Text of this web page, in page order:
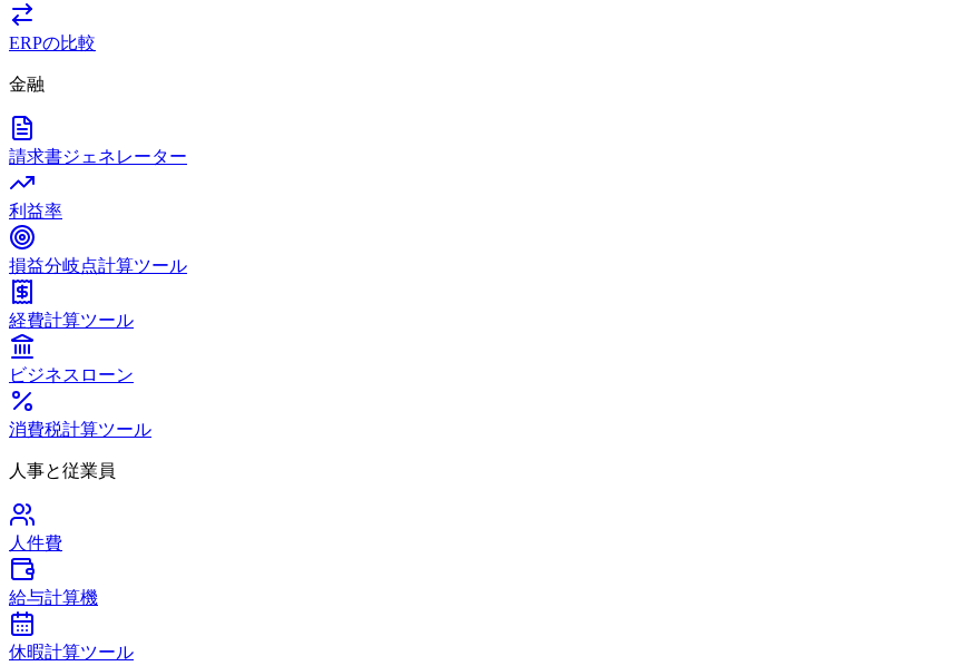
ERPの比較
金融
請求書ジェネレーター
利益率
損益分岐点計算ツール
経費計算ツール
ビジネスローン
消費税計算ツール
人事と従業員
人件費
給与計算機
休暇計算ツール